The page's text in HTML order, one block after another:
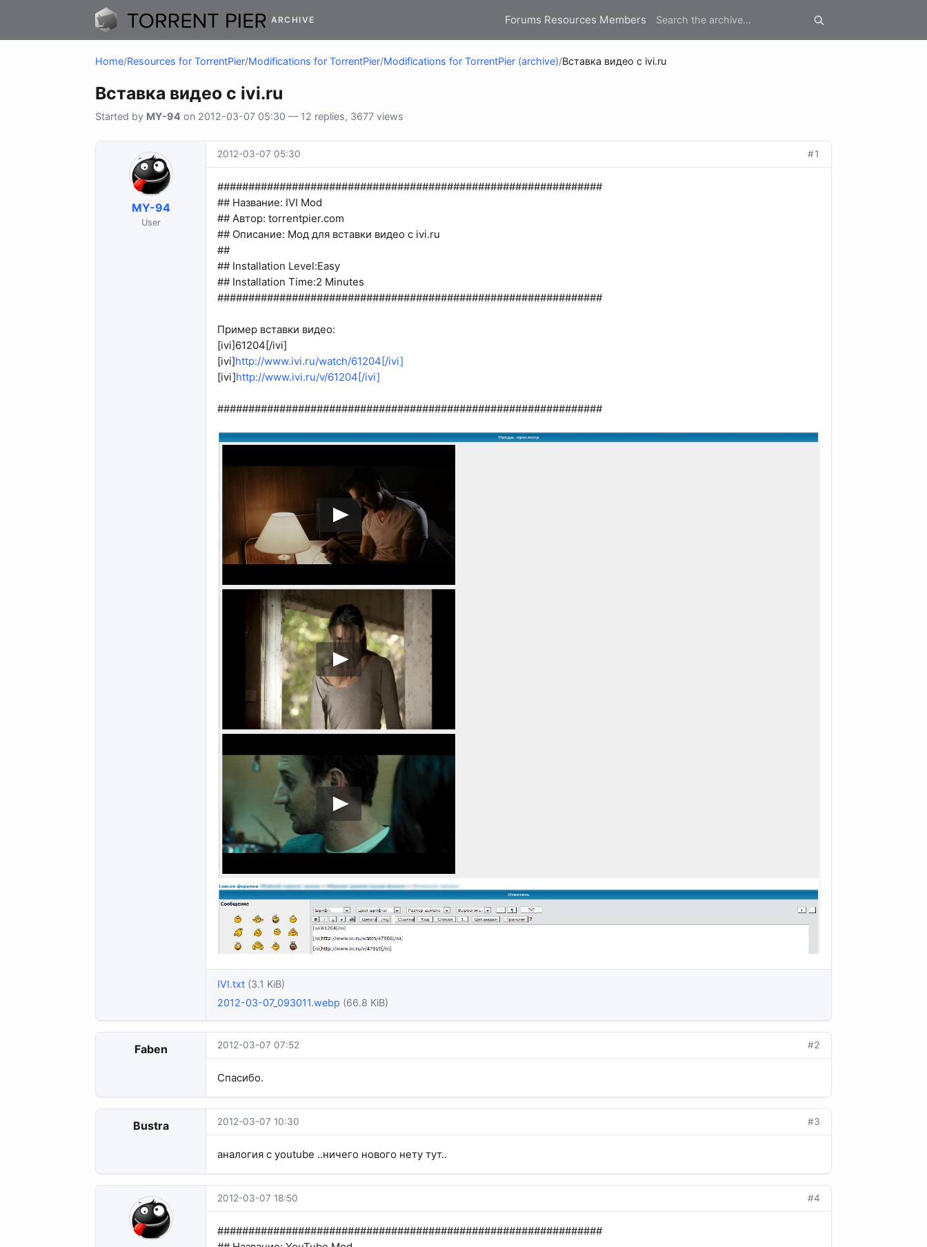
ARCHIVE Forums Resources Members
Home/Resources for TorrentPier/Modifications for TorrentPier/Modifications for TorrentPier (archive)/Вставка видео с ivi.ru
Вставка видео с ivi.ru
Started by MY-94 on 2012-03-07 05:30 — 12 replies, 3677 views
MY-94
User
2012-03-07 05:30 #1
##############################################################
## Название: IVI Mod
## Автор: torrentpier.com
## Описание: Мод для вставки видео c ivi.ru
##
## Installation Level:Easy
## Installation Time:2 Minutes
##############################################################
Пример вставки видео:
[ivi]61204[/ivi]
[ivi]http://www.ivi.ru/watch/61204[/ivi]
[ivi]http://www.ivi.ru/v/61204[/ivi]
##############################################################
IVI.txt (3.1 KiB)
2012-03-07_093011.webp (66.8 KiB)
Faben 2012-03-07 07:52 #2
Спасибо.
Bustra 2012-03-07 10:30 #3
аналогия с youtube ..ничего нового нету тут..
2012-03-07 18:50 #4
##############################################################